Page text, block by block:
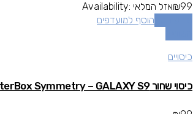
₪99
Availability: אזל המלאי
הוסף למועדפים
כיסויים
כיסוי שחור OtterBox Symmetry – GALAXY S9